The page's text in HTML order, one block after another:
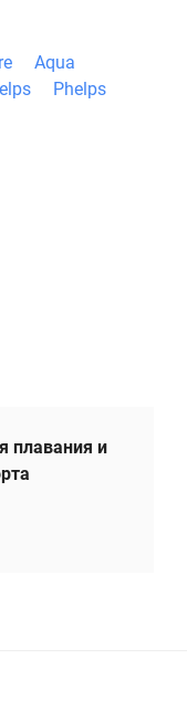
Aqua
Phelps
плавания и